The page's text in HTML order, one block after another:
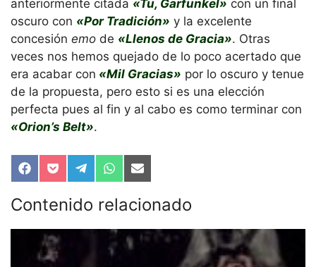
anteriormente citada «Tu, Garfunkel» con un final
oscuro con «Por Tradición» y la excelente
concesión emo de «Llenos de Gracia». Otras
veces nos hemos quejado de lo poco acertado que
era acabar con «Mil Gracias» por lo oscuro y tenue
de la propuesta, pero esto si es una elección
perfecta pues al fin y al cabo es como terminar con
«Orion’s Belt».
Compartir
en
Facebook
Compartir
en
Pocket
Compartir
en
Telegram
Compartir
en
WhatsApp
Compartir
en
Email
Contenido relacionado